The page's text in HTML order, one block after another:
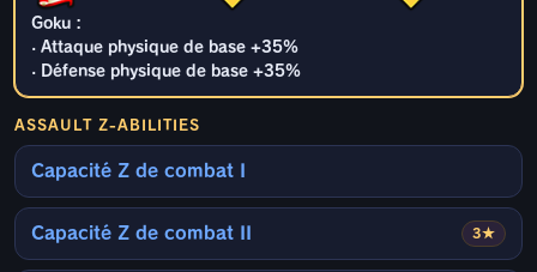
Goku :
· Attaque physique de base +35%
· Défense physique de base +35%
ASSAULT Z-ABILITIES
Capacité Z de combat I
3★
Capacité Z de combat II